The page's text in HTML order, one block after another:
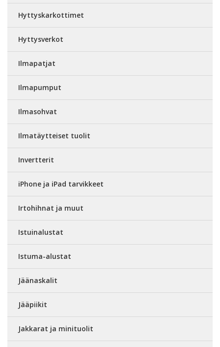
Hyttyskarkottimet
Hyttysverkot
Ilmapatjat
Ilmapumput
Ilmasohvat
Ilmatäytteiset tuolit
Invertterit
iPhone ja iPad tarvikkeet
Irtohihnat ja muut
Istuinalustat
Istuma-alustat
Jäänaskalit
Jääpiikit
Jakkarat ja minituolit